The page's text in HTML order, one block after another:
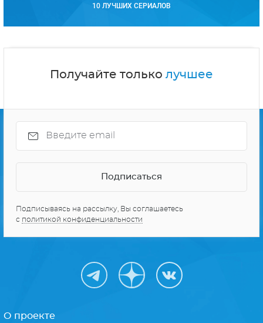
10 ЛУЧШИХ СЕРИАЛОВ
Получайте только лучшее
Подписываясь на рассылку, Вы соглашаетесь
с политикой конфиденциальности
О проекте